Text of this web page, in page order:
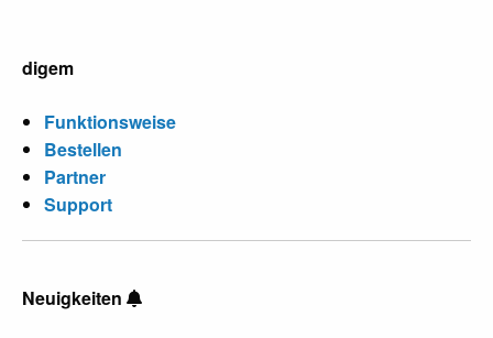
digem
Funktionsweise
Bestellen
Partner
Support
Neuigkeiten